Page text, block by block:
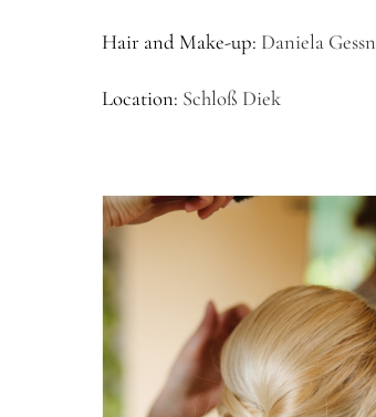
Hair and Make-up: Daniela
Location: Schloß Diek